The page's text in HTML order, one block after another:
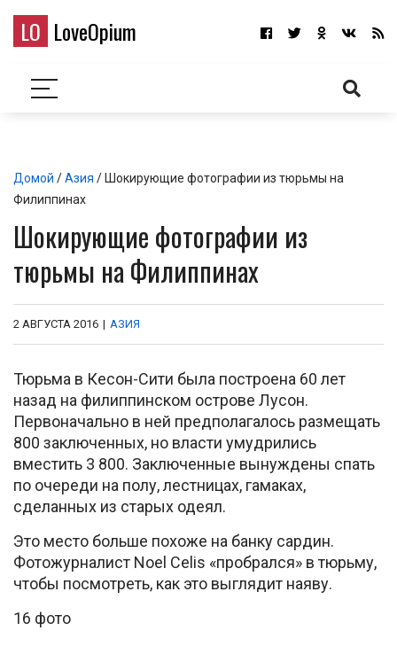
LO LoveOpium
Домой /Азия / Шокирующие фотографии из тюрьмы на
Филиппинах
Шокирующие фотографии из
тюрьмы на Филиппинах
2 АВГУСТА 2016 | АЗИЯ
Тюрьма в Кесон-Сити была построена 60 лет
назад на филиппинском острове Лусон.
Первоначально в ней предполагалось размещать
800 заключенных, но власти умудрились
вместить 3 800. Заключенные вынуждены спать
по очереди на полу, лестницах, гамаках,
сделанных из старых одеял.
Это место больше похоже на банку сардин.
Фотожурналист Noel Celis «пробрался» в тюрьму,
чтобы посмотреть, как это выглядит наяву.
16 фото